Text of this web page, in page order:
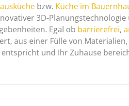
bzw. Küche im
3D-
Egal ob barrierefrei,
aus einer Fülle von
und Ihr Zuhause